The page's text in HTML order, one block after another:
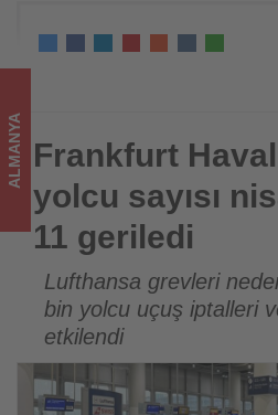
geriledi
-
Tourexpi,
sizler
için
turizmde
olup
bitenleri
takip
Frankfurt Havalimanı’nda yolcu sayısı
geriledi
ALMANYA Frankfurt
yolcu sayısı
11 geriledi
Lufthansa grevleri
bin yolcu uçuş iptalleri
etkilendi